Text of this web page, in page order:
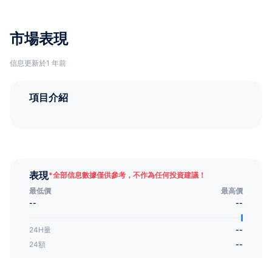
市場表現
信息更新於1 年前
項目介紹
表現*全部信息數據僅供參考，不作為任何投資建議！
最低價
最高價
--
--
24H量
--
24額
--